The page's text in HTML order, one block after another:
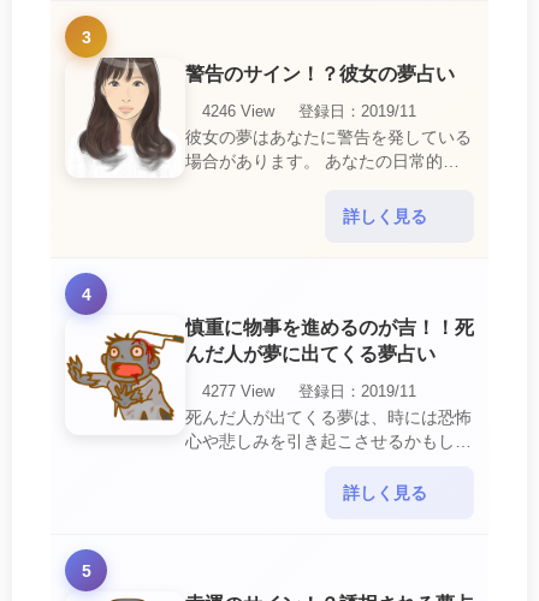
3
警告のサイン！？彼女の夢占い
4246 View
登録日：2019/11
彼女の夢はあなたに警告を発している
場合があります。 あなたの日常的な
詳しく見る
4
慎重に物事を進めるのが吉！！死
んだ人が夢に出てくる夢占い
4277 View
登録日：2019/11
死んだ人が出てくる夢は、時には恐怖
心や悲しみを引き起こさせるかもしれ
意して欲しいメッセージや警告を伝え
詳しく見る
5